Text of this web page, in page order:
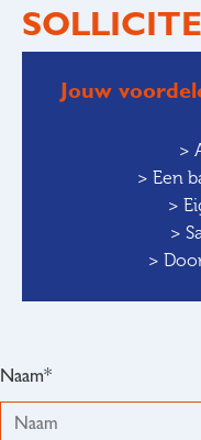
Jouw
>
> Een
>
>
>
Naam*